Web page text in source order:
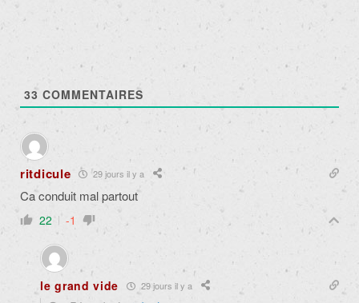
33 COMMENTAIRES
ritdicule 29 jours il y a
Ca conduit mal partout
22 -1
le grand vide 29 jours il y a